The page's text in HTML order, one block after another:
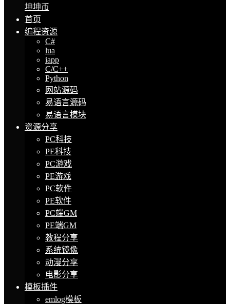
坤坤币
首页
编程资源
C#
lua
iapp
C/C++
Python
网站源码
易语言源码
易语言模块
资源分享
PC科技
PE科技
PC游戏
PE游戏
PC软件
PE软件
PC端GM
PE端GM
教程分享
系统镜像
动漫分享
电影分享
模板插件
emlog模板